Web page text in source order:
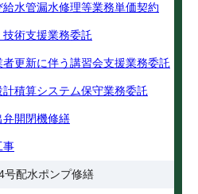
水管漏水修理等業務単価契約
術支援業務委託
更新に伴う講習会支援業務委託
積算システム保守業務委託
開閉機修繕
事
号配水ポンプ修繕